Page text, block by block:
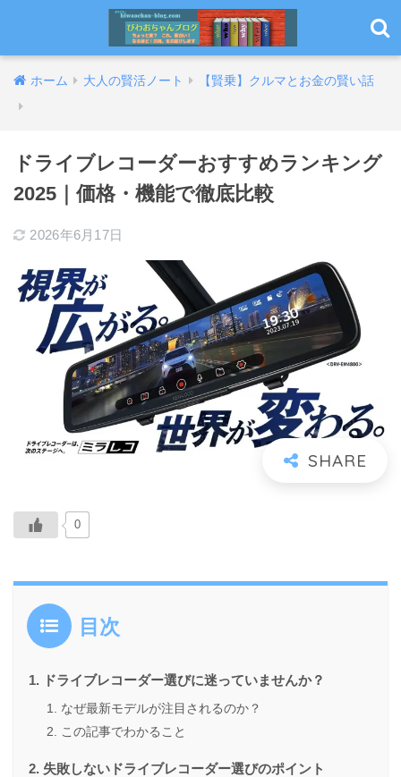
ホーム 大人の賢活ノート 【賢乗】クルマとお金の賢い話
ドライブレコーダーおすすめランキング
2025｜価格・機能で徹底比較
2026年6月17日
0
目次
ドライブレコーダー選びに迷っていませんか？
なぜ最新モデルが注目されるのか？
この記事でわかること
失敗しないドライブレコーダー選びのポイント